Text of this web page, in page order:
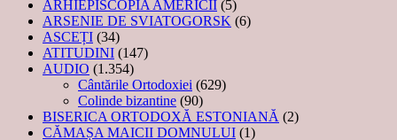
ARHIEPISCOPIA AMERICII (5)
ARSENIE DE SVIATOGORSK (6)
ASCEȚI (34)
ATITUDINI (147)
AUDIO (1.354)
Cântările Ortodoxiei (629)
Colinde bizantine (90)
BISERICA ORTODOXĂ ESTONIANĂ (2)
CĂMAȘA MAICII DOMNULUI (1)